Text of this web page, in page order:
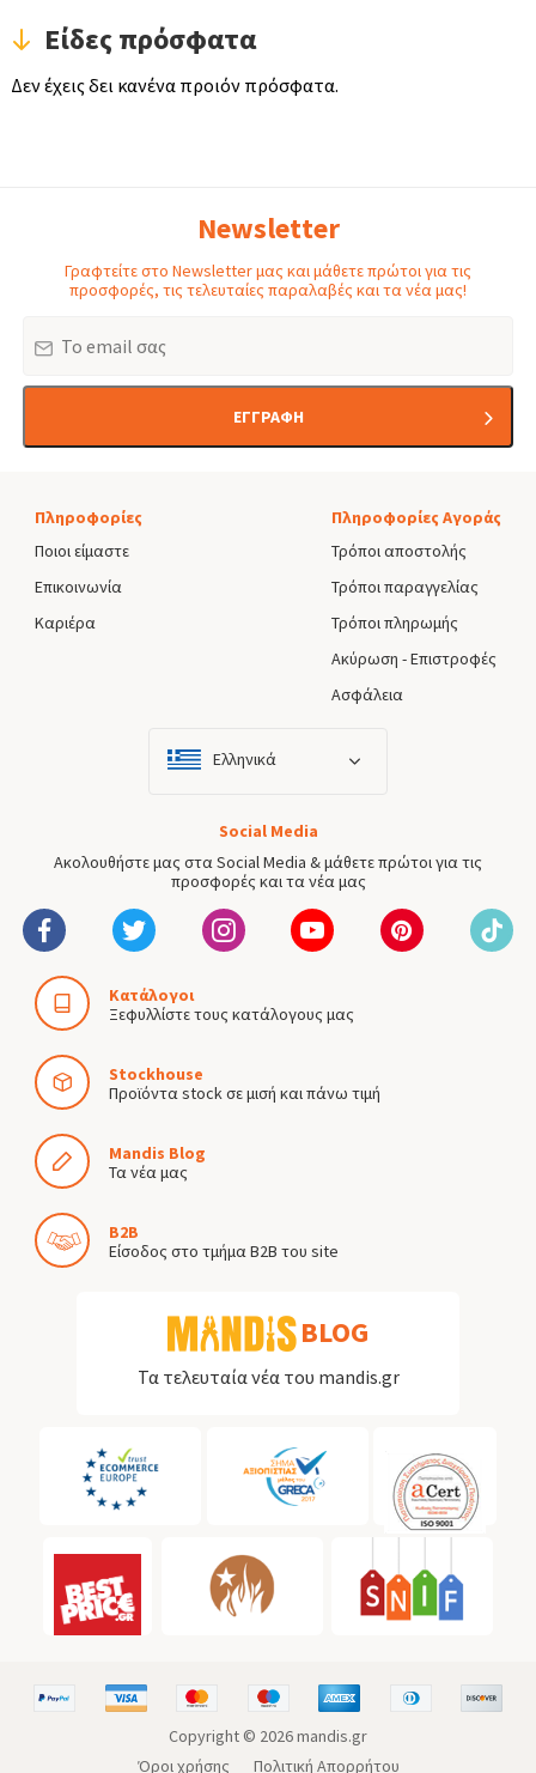
Είδες πρόσφατα
Δεν έχεις δει κανένα προιόν πρόσφατα.
Newsletter
Γραφτείτε στο Newsletter μας και μάθετε πρώτοι για τις
προσφορές, τις τελευταίες παραλαβές και τα νέα μας!
ΕΓΓΡΑΦΗ
Πληροφορίες
Ποιοι είμαστε
Επικοινωνία
Καριέρα
Πληροφορίες Αγοράς
Τρόποι αποστολής
Τρόποι παραγγελίας
Τρόποι πληρωμής
Ακύρωση - Επιστροφές
Ασφάλεια
Ελληνικά
Social Media
Ακολουθήστε μας στα Social Media & μάθετε πρώτοι για τις
προσφορές και τα νέα μας
Κατάλογοι
Ξεφυλλίστε τους κατάλογους μας
Stockhouse
Προϊόντα stock σε μισή και πάνω τιμή
Mandis Blog
Τα νέα μας
B2B
Είσοδος στο τμήμα B2B του site
BLOG
Τα τελευταία νέα του mandis.gr
Copyright © 2026mandis.gr
Όροι χρήσης
Πολιτική Απορρήτου